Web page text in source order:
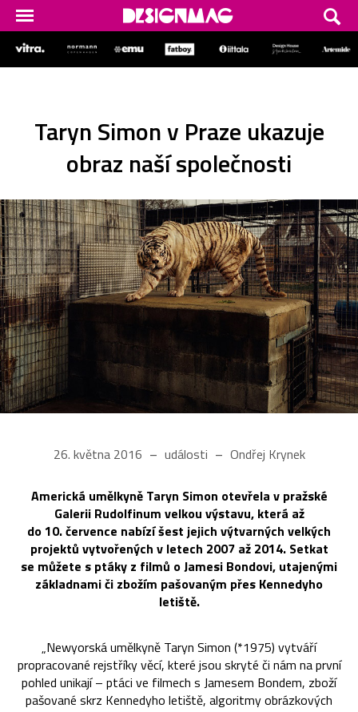
Taryn Simon v Praze ukazuje
obraz naší společnosti
26. května 2016 události Ondřej Krynek
Americká umělkyně Taryn Simon otevřela v pražské
Galerii Rudolfinum velkou výstavu, která až
do 10. července nabízí šest jejich výtvarných velkých
projektů vytvořených v letech 2007 až 2014. Setkat
se můžete s ptáky z filmů o Jamesi Bondovi, utajenými
základnami či zbožím pašovaným přes Kennedyho
letiště.
„Newyorská umělkyně Taryn Simon (*1975) vytváří
propracované rejstříky věcí, které jsou skryté či nám na první
pohled unikají – ptáci ve filmech s Jamesem Bondem, zboží
pašované skrz Kennedyho letiště, algoritmy obrázkových